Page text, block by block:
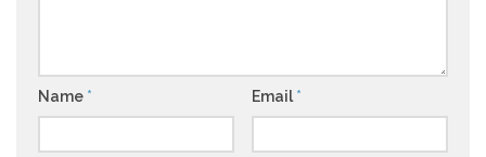
Name * Email *